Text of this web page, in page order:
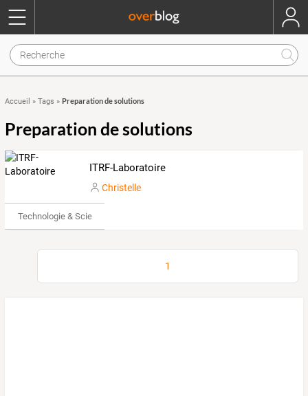
Accueil » Tags » Preparation de solutions
Preparation de solutions
ITRF-Laboratoire
Christelle
Technologie & Science
1